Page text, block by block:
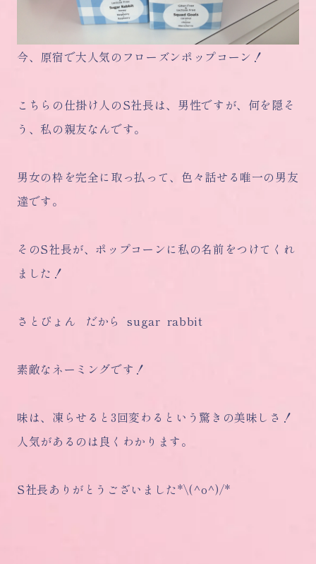
今、原宿で大人気のフローズンポップコーン！
こちらの仕掛け人のS社長は、男性ですが、何を隠そ
う、私の親友なんです。
男女の枠を完全に取っ払って、色々話せる唯一の男友
達です。
そのS社長が、ポップコーンに私の名前をつけてくれ
ました！
さとぴょん だから sugar rabbit
素敵なネーミングです！
味は、凍らせると3回変わるという驚きの美味しさ！
人気があるのは良くわかります。
S社長ありがとうございました*\(^o^)/*